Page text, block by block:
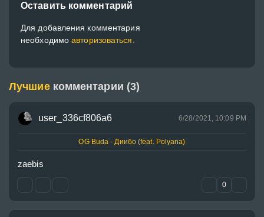
Оставить комментарий
Для добавления комментария
необходимоавторизоваться.
Лучшие комментарии (3)
user_336cf806a6 6/28/2021, 10:09 PM
OG Buda - Диибо (feat. Polyana)
zaebis
0